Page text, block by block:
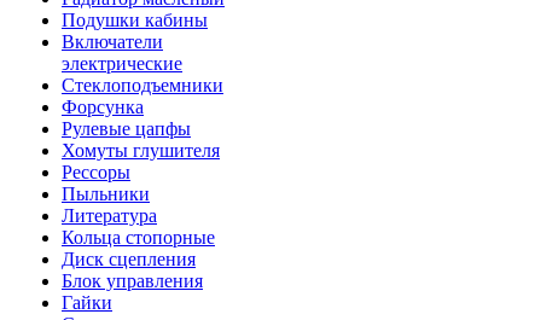
Подушки кабины
Включатели
электрические
Стеклоподъемники
Форсунка
Рулевые цапфы
Хомуты глушителя
Рессоры
Пыльники
Литература
Кольца стопорные
Диск сцепления
Блок управления
Гайки